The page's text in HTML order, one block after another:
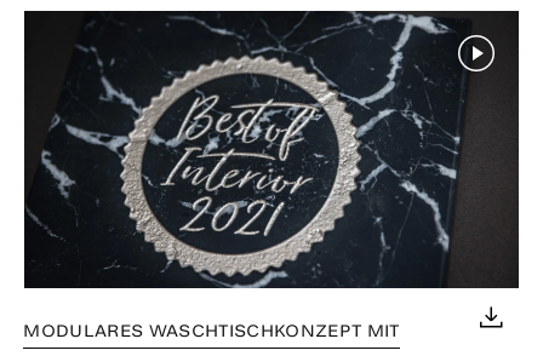
MODULARES WASCHTISCHKONZEPT MIT